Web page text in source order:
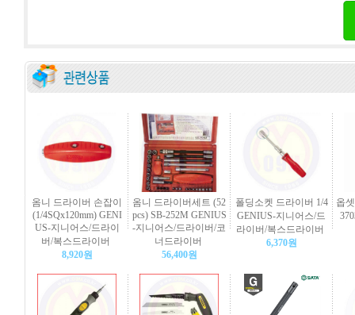
옴니 드라이버 손잡이
(1/4SQx120mm) GENI
US-지니어스/드라이
버/복스드라이버
8,920원
옴니 드라이버세트 (52
pcs) SB-252M GENIUS
-지니어스/드라이버/코
너드라이버
56,400원
폴딩소켓 드라이버 1/4
GENIUS-지니어스/드
라이버/복스드라이버
6,370원
옵